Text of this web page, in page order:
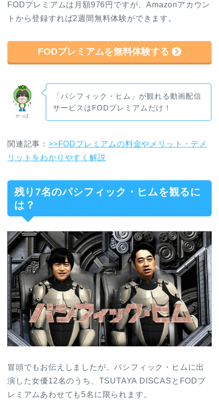
FODプレミアムは月額976円ですが、Amazonアカウン
トから登録すれば2週間無料体験ができます。
FODプレミアムを無料体験する
かっぱ
「パシフィック・ヒム」が観れる動画配信
サービスはFODプレミアムだけ！
関連記事： >>FODプレミアムの料金やメリット・デメ
リットをわかりやすく解説
残り7名のパシフィック・ヒムを観るに
は？
冒頭でもお伝えしましたが、パシフィック・ヒムに出
演した女優12名のうち、TSUTAYA DISCASとFODプ
レミアムあわせても5名に限られます。